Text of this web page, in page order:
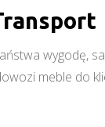
wygodę,
meble do